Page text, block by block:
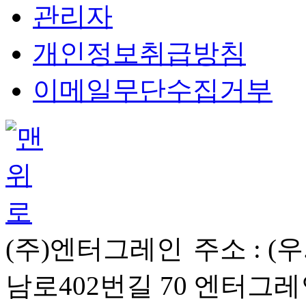
관리자
개인정보취급방침
이메일무단수집거부
(주)엔터그레인 주소 : (
남로402번길 70 엔터그